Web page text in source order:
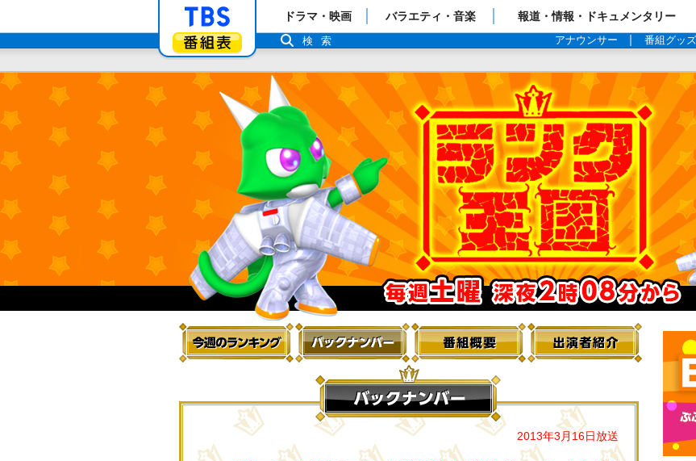
「TBSテレビ」トップページ
番組表
ドラマ・映画 バラエティ・音楽 報道・情報・ドキュメンタリー
アナウンサー 番組グッズ
検索
2013年3月16日放送